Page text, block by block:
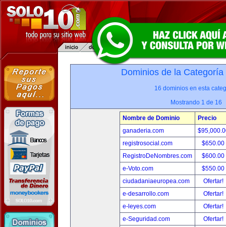
Dominios de la
16 dominios en esta
Mostrando 1 de 16
Nombre de Dominio
Precio
ganaderia.com
registrosocial.com
$650.00
RegistroDeNombres.com
$600.00
e-Voto.com
$550.00
ciudadaniaeuropea.com
Ofertar!
e-desarrollo.com
Ofertar!
e-leyes.com
Ofertar!
e-Seguridad.com
Ofertar!